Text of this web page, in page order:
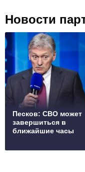
Новости
Песков: СВО может
завершиться в
ближайшие часы